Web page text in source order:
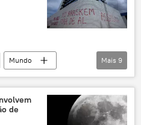
planeta
Mundo
Alagoas
Mais 9
de